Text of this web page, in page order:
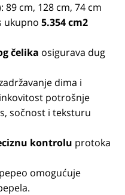
89 cm, 128 cm, 74 cm
ukupno 5.354 cm2
čelika osigurava dug
dima i
potrošnje
sočnost i teksturu
kontrolu protoka
omogućuje